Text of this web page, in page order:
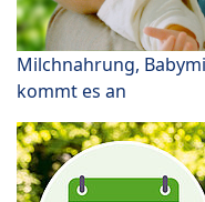
Milchnahrung,
kommt es an